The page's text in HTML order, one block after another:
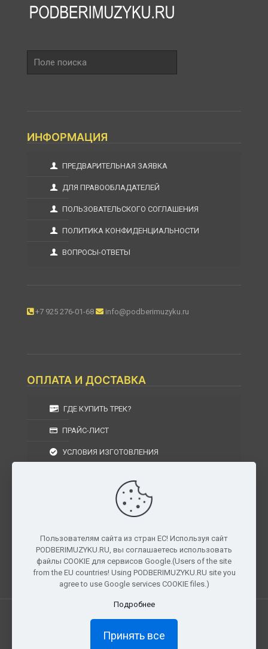
поиска
ИНФОРМАЦИЯ
ПРЕДВАРИТЕЛЬНАЯ ЗАЯВКА
ДЛЯ ПРАВООБЛАДАТЕЛЕЙ
ПОЛЬЗОВАТЕЛЬСКОГО СОГЛАШЕНИЯ
ПОЛИТИКА КОНФИДЕНЦИАЛЬНОСТИ
ВОПРОСЫ-ОТВЕТЫ
+7 925 276-01-68 info@podberimuzyku.ru
ОПЛАТА И ДОСТАВКА
ГДЕ КУПИТЬ ТРЕК?
ПРАЙС-ЛИСТ
УСЛОВИЯ ИЗГОТОВЛЕНИЯ
УСЛОВИЯ ВОЗВРАТА
г. Москва, Московская область, Центральный
федеральный округ, РФ, Россия
Все права защищены. © 2026 PODBERIMUZYKU.RU
Пользователям сайта из стран ЕС! Используя сайт
PODBERIMUZYKU.RU, вы соглашаетесь использовать
файлы COOKIE для сервисов Google.(Users of the site
from the EU countries! Using PODBERIMUZYKU.RU site you
agree to use Google services COOKIE files.)
Подробнее
Принять все